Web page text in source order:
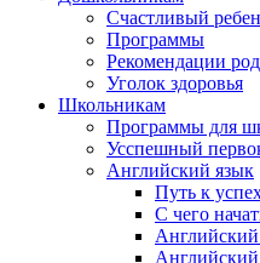
Счастливый
Программы
Рекомендации
Уголок здоровья
Школьникам
Программы для
Усспешный
Английский язык
Путь к
С чего